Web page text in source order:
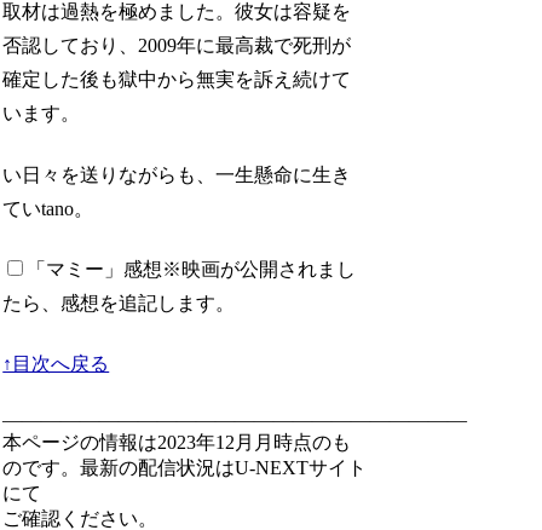
取材は過熱を極めました。彼女は容疑を
否認しており、2009年に最高裁で死刑が
確定した後も獄中から無実を訴え続けて
います。
い日々を送りながらも、一生懸命に生き
ていtano。
「マミー」感想※映画が公開されまし
たら、感想を追記します。
↑目次へ戻る
————————————————————————
本ページの情報は2023年12月月時点のも
のです。最新の配信状況はU-NEXTサイト
にて
ご確認ください。